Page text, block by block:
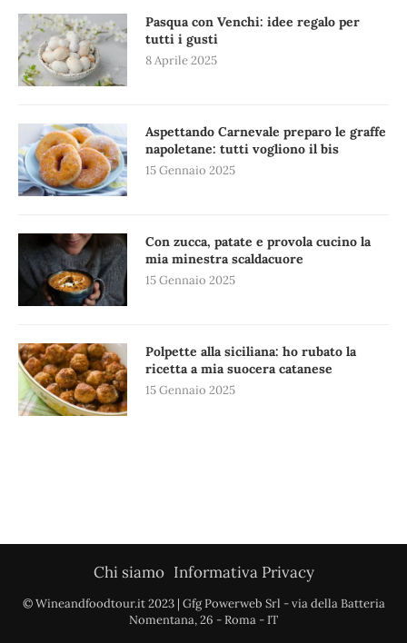
Pasqua con Venchi: idee regalo per
tutti i gusti
8 Aprile 2025
Aspettando Carnevale preparo le graffe
napoletane: tutti vogliono il bis
15 Gennaio 2025
Con zucca, patate e provola cucino la
mia minestra scaldacuore
15 Gennaio 2025
Polpette alla siciliana: ho rubato la
ricetta a mia suocera catanese
15 Gennaio 2025
Chi siamo Informativa Privacy
© Wineandfoodtour.it 2023 | Gfg Powerweb Srl - via della Batteria
Nomentana, 26 - Roma - IT